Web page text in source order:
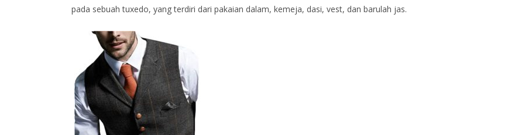
pada sebuah tuxedo, yang terdiri dari pakaian dalam, kemeja, dasi, vest, dan barulah jas.